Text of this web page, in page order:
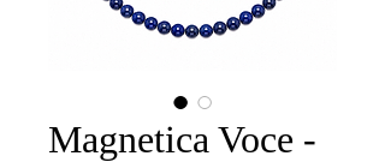
Magnetica Voce -